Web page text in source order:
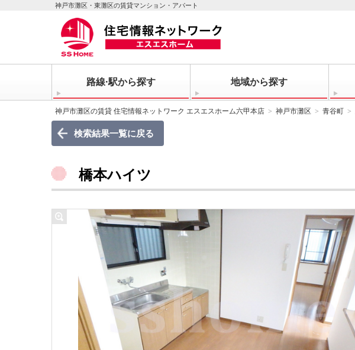
神戸市灘区・東灘区の賃貸マンション・アパート
路線·駅から探す 地域から探す
神戸市灘区の賃貸 住宅情報ネットワーク エスエスホーム六甲本店 神戸市灘区 青谷町
検索結果一覧に戻る
橋本ハイツ